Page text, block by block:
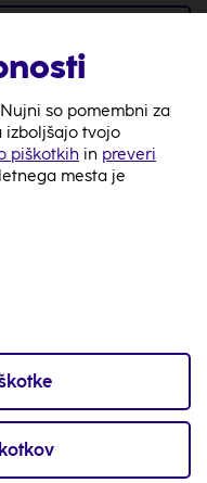
so pomembni za
izboljšajo tvojo
piškotkih in preveri
mesta je